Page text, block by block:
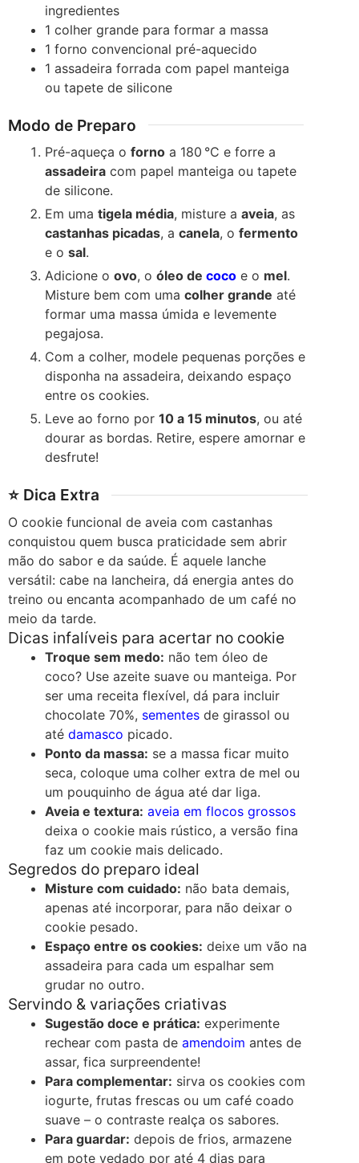
ingredientes
1 colher grande para formar a massa
1 forno convencional pré-aquecido
1 assadeiraforrada com papel manteiga
ou tapete de silicone
Modo de Preparo
Pré-aqueça oforno a 180 °C e forre a
assadeira com papel manteiga ou tapete
de silicone.
Em umatigela média, misture aaveia, as
castanhas picadas, acanela, ofermento
e osal.
Adicione oovo, oóleo decoco e o mel.
Misture bem com umacolher grande até
formar uma massa úmida e levemente
pegajosa.
Com a colher, modele pequenas porções e
disponha na assadeira, deixando espaço
entre os cookies.
Leve ao forno por10 a 15 minutos, ou até
dourar as bordas. Retire, espere amornar e
desfrute!
⭐ Dica Extra
O cookie funcional de aveia com castanhas
conquistou quem busca praticidade sem abrir
mão do sabor e da saúde. É aquele lanche
versátil: cabe na lancheira, dá energia antes do
treino ou encanta acompanhado de um café no
meio da tarde.
Dicas infalíveis para acertar no cookie
Troque sem medo: não tem óleo de
coco? Use azeite suave ou manteiga. Por
ser uma receita flexível, dá para incluir
chocolate 70%, sementes de girassol ou
atédamasco picado.
Ponto da massa: se a massa ficar muito
seca, coloque uma colher extra de mel ou
um pouquinho de água até dar liga.
Aveia e textura: aveia em flocos grossos
deixa o cookie mais rústico, a versão fina
faz um cookie mais delicado.
Segredos do preparo ideal
Misture com cuidado: não bata demais,
apenas até incorporar, para não deixar o
cookie pesado.
Espaço entre os cookies: deixe um vão na
assadeira para cada um espalhar sem
grudar no outro.
Servindo & variações criativas
Sugestão doce e prática: experimente
rechear com pasta deamendoim antes de
assar, fica surpreendente!
Para complementar: sirva os cookies com
iogurte, frutas frescas ou um café coado
suave – o contraste realça os sabores.
Para guardar: depois de frios, armazene
em pote vedado por até 4 dias para